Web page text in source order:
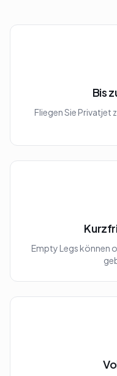
Bis
Fliegen Sie Privatjet
Empty Legs können